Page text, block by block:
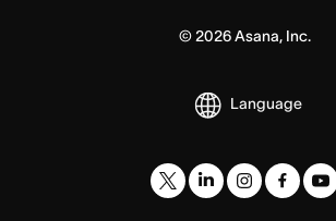
© 2026Asana, Inc.
Language